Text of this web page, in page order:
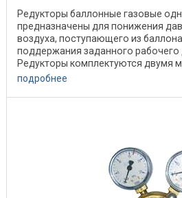
Редукторы баллонные газовые
предназначены для понижения
воздуха, поступающего из
поддержания заданного рабочего
Редукторы комплектуются двумя
подробнее